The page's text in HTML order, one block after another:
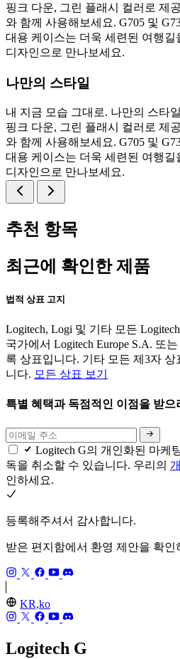
핑크 다운, 그린 플래시 컬러로 제
와 함께 사용해보세요. G705 및
대용 케이스는 더욱 세련된 여행
디자인으로 만나보세요.
나만의 스타일
내 지금 모습 그대로. 나만의 스타
핑크 다운, 그린 플래시 컬러로 제
와 함께 사용해보세요. G705 및
대용 케이스는 더욱 세련된 여행
디자인으로 만나보세요.
추천 항목
최근에 확인한 제품
법적 상표 고지
Logitech, Logi 및 기타 모든
국가에서 Logitech Europe S.A. 또
록 상표입니다. 기타 모든 제3자
니다. 모든 상표 보기
특별 혜택과 독점적인 이점을 받으
Logitech G의 개인화된 마케
독을 취소할 수 있습니다. 우리의
인하세요.
등록해주셔서 감사합니다.
받은 편지함에서 환영 제안을 확인
KR,ko
Logitech G